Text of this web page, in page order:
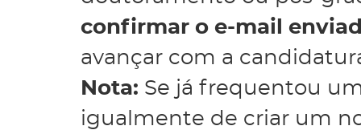
confirmar o e-mail
avançar com a
Nota: Se já frequentou
igualmente de criar um